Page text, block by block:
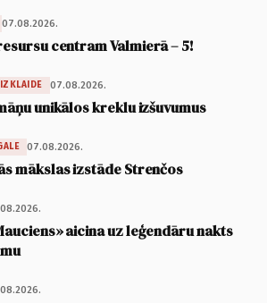
07.08.2026.
centram Valmierā – 5!
07.08.2026.
unikālos kreklu izšuvumus
07.08.2026.
mākslas izstāde Strenčos
aicina uz leģendāru nakts